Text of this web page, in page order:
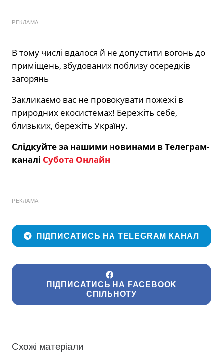
РЕКЛАМА
В тому числі вдалося й не допустити вогонь до
приміщень, збудованих поблизу осередків
загорянь
Закликаємо вас не провокувати пожежі в
природних екосистемах! Бережіть себе,
близьких, бережіть Україну.
Слідкуйте за нашими новинами в Телеграм-
каналі Субота Онлайн
РЕКЛАМА
ПІДПИСАТИСЬ НА TELEGRAM КАНАЛ
ПІДПИСАТИСЬ НА FACEBOOK
СПІЛЬНОТУ
Схожі матеріали